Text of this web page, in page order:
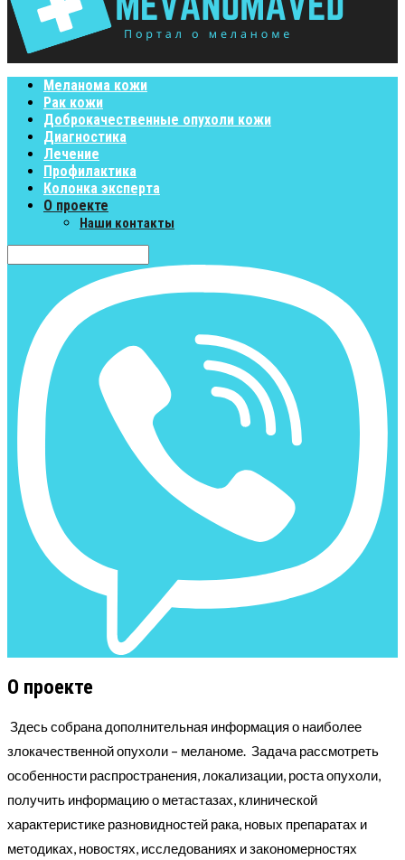
Меланома кожи
Рак кожи
Доброкачественные опухоли кожи
Диагностика
Лечение
Профилактика
Колонка эксперта
О проекте
Наши контакты
О проекте
Здесь собрана дополнительная информация о наиболее
злокачественной опухоли – меланоме. Задача рассмотреть
особенности распространения, локализации, роста опухоли,
получить информацию о метастазах, клинической
характеристике разновидностей рака, новых препаратах и
методиках, новостях, исследованиях и закономерностях